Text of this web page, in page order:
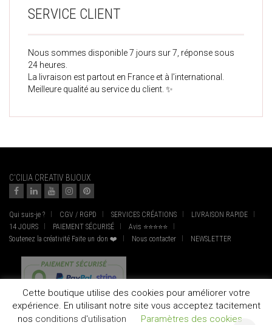
SERVICE CLIENT
Nous sommes disponible 7 jours sur 7, réponse sous
24 heures.
La livraison est partout en France et à l’international.
Meilleure qualité au service du client. ✨
C'CILIA CREATIV BIJOUX
Qui suis-je ? CGV / RGPD SERVICES CRÉATIONS
LIVRAISON RAPIDE
14 JOURS
PAIEMENT SÉCURISÉ
Avis ⭐⭐⭐⭐⭐
Soutenez la créativité Faite un don ❤️
Nous contacter NEWSLETTER
Cette boutique utilise des cookies pour améliorer votre
expérience. En utilisant notre site vous acceptez tacitement
nos conditions d'utilisation Paramètres des cookies